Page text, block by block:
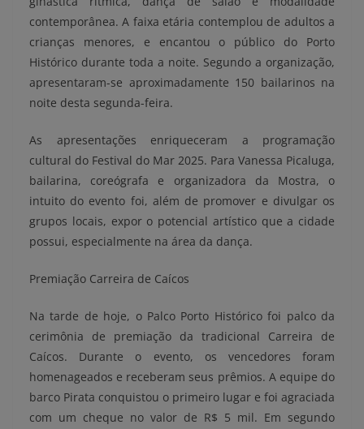
contemporânea. A faixa etária contemplou de adultos a
crianças menores, e encantou o público do Porto
Histórico durante toda a noite. Segundo a organização,
apresentaram-se aproximadamente 150 bailarinos na
noite desta segunda-feira.
As apresentações enriqueceram a programação
cultural do Festival do Mar 2025. Para Vanessa Picaluga,
bailarina, coreógrafa e organizadora da Mostra, o
intuito do evento foi, além de promover e divulgar os
grupos locais, expor o potencial artístico que a cidade
possui, especialmente na área da dança.
Premiação Carreira de Caícos
Na tarde de hoje, o Palco Porto Histórico foi palco da
cerimônia de premiação da tradicional Carreira de
Caícos. Durante o evento, os vencedores foram
homenageados e receberam seus prêmios. A equipe do
barco Pirata conquistou o primeiro lugar e foi agraciada
com um cheque no valor de R$ 5 mil. Em segundo